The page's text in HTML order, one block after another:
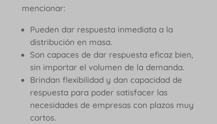
mencionar:
Pueden dar respuesta inmediata a la
distribución en masa.
Son capaces de dar respuesta eficaz bien,
sin importar el volumen de la demanda.
Brindan flexibilidad y dan capacidad de
respuesta para poder satisfacer las
necesidades de empresas con plazos muy
cortos.